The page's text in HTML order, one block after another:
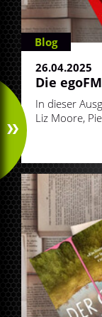
Blog
26.04.2025
Die
In dieser
Liz Moore,